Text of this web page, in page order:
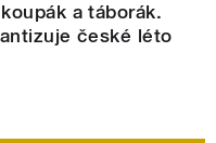
a táborák.
české léto